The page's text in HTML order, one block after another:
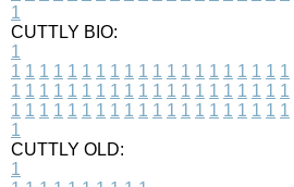
1
CUTTLY BIO:
1
1 1 1 1 1 1 1 1 1 1 1 1 1 1 1 1 1 1 1 1
1 1 1 1 1 1 1 1 1 1 1 1 1 1 1 1 1 1 1 1
1 1 1 1 1 1 1 1 1 1 1 1 1 1 1 1 1 1 1 1
1
CUTTLY OLD:
1